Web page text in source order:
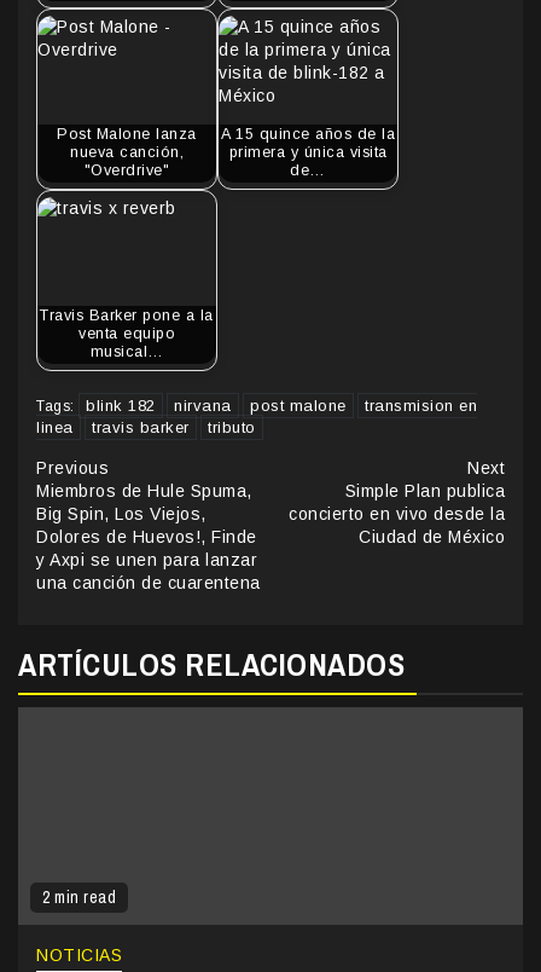
Post Malone lanza
nueva canción,
"Overdrive"
A 15 quince años de la
primera y única visita
de…
Travis Barker pone a la
venta equipo
musical…
Tags: blink 182 nirvana post malone
transmision en
linea
travis barker tributo
Continue
Reading
Previous
Miembros de Hule Spuma,
Big Spin, Los Viejos,
Dolores de Huevos!, Finde
y Axpi se unen para lanzar
una canción de cuarentena
Next
Simple Plan publica
concierto en vivo desde la
Ciudad de México
ARTÍCULOS RELACIONADOS
2 min read
NOTICIAS